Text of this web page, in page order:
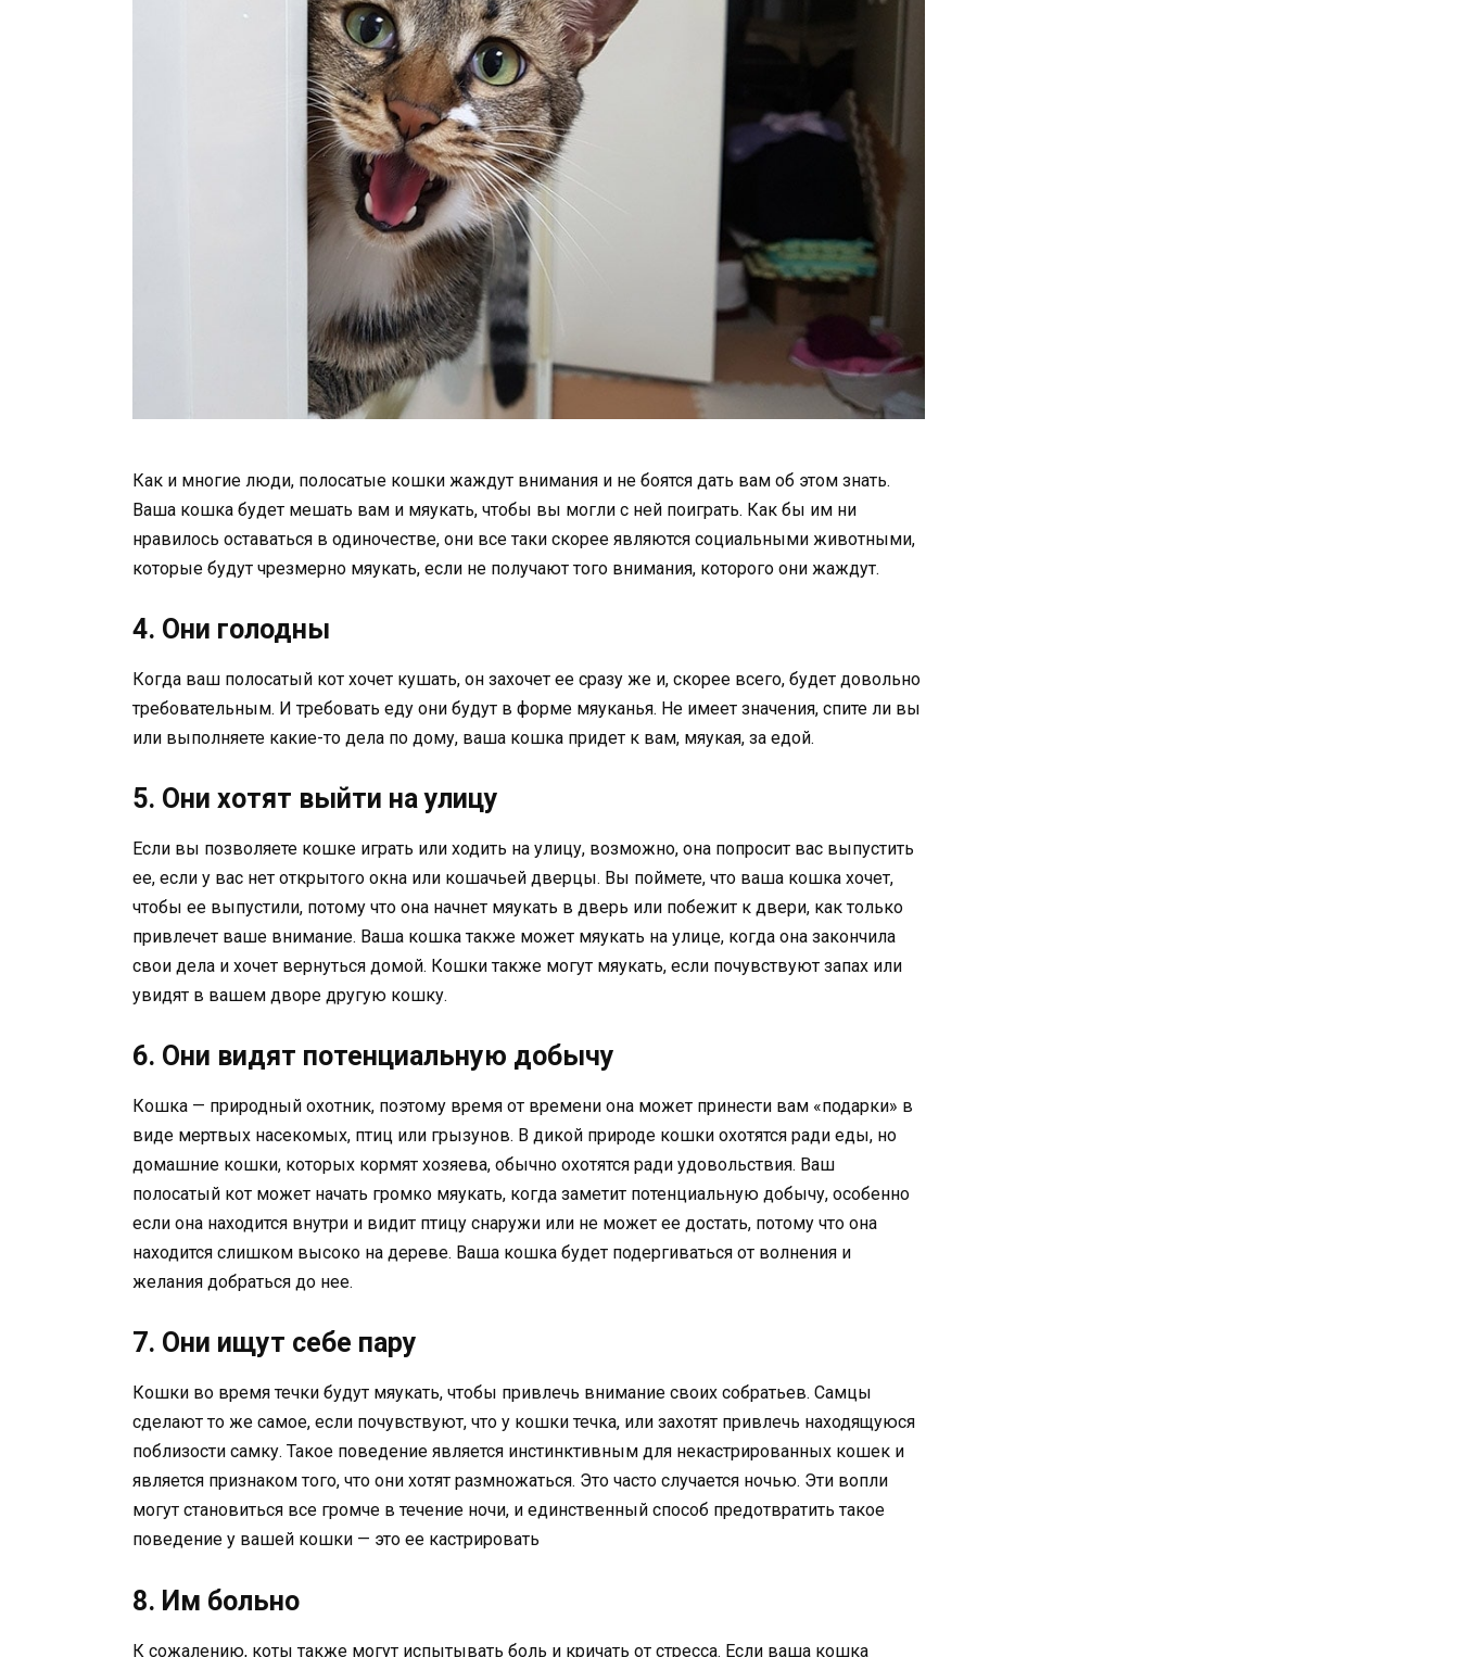
Как и многие люди, полосатые кошки жаждут внимания и не боятся дать вам об этом знать.
Ваша кошка будет мешать вам и мяукать, чтобы вы могли с ней поиграть. Как бы им ни
нравилось оставаться в одиночестве, они все таки скорее являются социальными животными,
которые будут чрезмерно мяукать, если не получают того внимания, которого они жаждут.
4. Они голодны
Когда ваш полосатый кот хочет кушать, он захочет ее сразу же и, скорее всего, будет довольно
требовательным. И требовать еду они будут в форме мяуканья. Не имеет значения, спите ли вы
или выполняете какие-то дела по дому, ваша кошка придет к вам, мяукая, за едой.
5. Они хотят выйти на улицу
Если вы позволяете кошке играть или ходить на улицу, возможно, она попросит вас выпустить
ее, если у вас нет открытого окна или кошачьей дверцы. Вы поймете, что ваша кошка хочет,
чтобы ее выпустили, потому что она начнет мяукать в дверь или побежит к двери, как только
привлечет ваше внимание. Ваша кошка также может мяукать на улице, когда она закончила
свои дела и хочет вернуться домой. Кошки также могут мяукать, если почувствуют запах или
увидят в вашем дворе другую кошку.
6. Они видят потенциальную добычу
Кошка — природный охотник, поэтому время от времени она может принести вам «подарки» в
виде мертвых насекомых, птиц или грызунов. В дикой природе кошки охотятся ради еды, но
домашние кошки, которых кормят хозяева, обычно охотятся ради удовольствия. Ваш
полосатый кот может начать громко мяукать, когда заметит потенциальную добычу, особенно
если она находится внутри и видит птицу снаружи или не может ее достать, потому что она
находится слишком высоко на дереве. Ваша кошка будет подергиваться от волнения и
желания добраться до нее.
7. Они ищут себе пару
Кошки во время течки будут мяукать, чтобы привлечь внимание своих собратьев. Самцы
сделают то же самое, если почувствуют, что у кошки течка, или захотят привлечь находящуюся
поблизости самку. Такое поведение является инстинктивным для некастрированных кошек и
является признаком того, что они хотят размножаться. Это часто случается ночью. Эти вопли
могут становиться все громче в течение ночи, и единственный способ предотвратить такое
поведение у вашей кошки — это ее кастрировать
8. Им больно
К сожалению, коты также могут испытывать боль и кричать от стресса. Если ваша кошка